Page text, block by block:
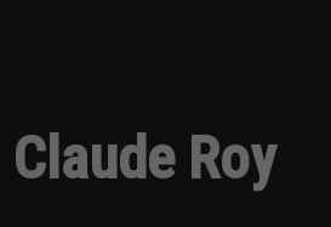
Claude Roy